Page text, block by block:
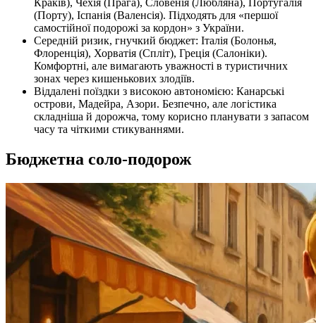
Краків), Чехія (Прага), Словенія (Любляна), Португалія
(Порту), Іспанія (Валенсія). Підходять для «першої
самостійної подорожі за кордон» з України.
Середній ризик, гнучкий бюджет: Італія (Болонья,
Флоренція), Хорватія (Спліт), Греція (Салоніки).
Комфортні, але вимагають уважності в туристичних
зонах через кишенькових злодіїв.
Віддалені поїздки з високою автономією: Канарські
острови, Мадейра, Азори. Безпечно, але логістика
складніша й дорожча, тому корисно планувати з запасом
часу та чіткими стикуваннями.
Бюджетна соло‑подорож